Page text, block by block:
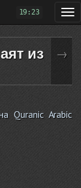
19:23
из
→
Quranic Arabic